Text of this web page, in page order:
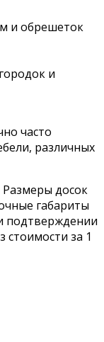
и обрешеток
и
часто
различных
Размеры досок
габариты
подтверждении
стоимости за 1